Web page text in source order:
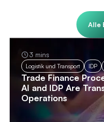
Alle
3 mins
Logistik und Transport IDP
Trade Finance
AI and IDP Are
Operations